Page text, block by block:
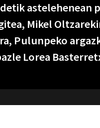
astelehenean
Mikel
Pulunpeko
Lorea